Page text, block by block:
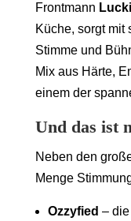
Frontmann
Küche, sorgt mit
Stimme und
Mix aus Härte,
einem der
Und das ist
Neben den
Menge
Ozzyfied –